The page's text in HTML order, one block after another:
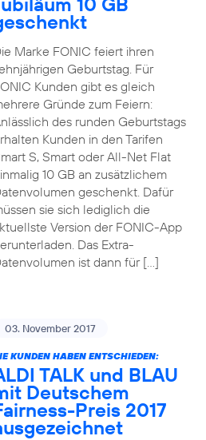
Marke FONIC feiert ihren
Geburtstag. Für
Kunden gibt es gleich
Gründe zum Feiern:
des runden Geburtstags
Kunden in den Tarifen
S, Smart oder All-Net Flat
10 GB an zusätzlichem
geschenkt. Dafür
sie sich lediglich die
Version der FONIC-App
Das Extra-
ist dann für […]
03. November 2017
KUNDEN HABEN ENTSCHIEDEN:
TALK und BLAU
Deutschem
Preis 2017